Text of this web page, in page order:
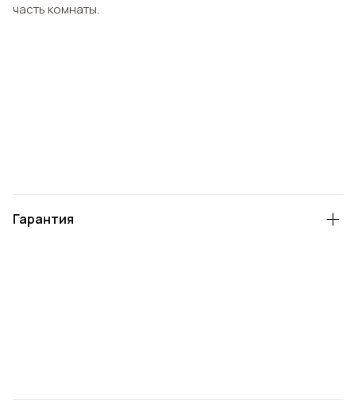
часть комнаты.
Гарантия